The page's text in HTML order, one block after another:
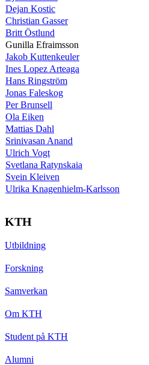
Dejan Kostic
Christian Gasser
Britt Östlund
Gunilla Efraimsson
Jakob Kuttenkeuler
Ines Lopez Arteaga
Hans Ringström
Jonas Faleskog
Per Brunsell
Ola Eiken
Mattias Dahl
Srinivasan Anand
Ulrich Vogt
Svetlana Ratynskaia
Svein Kleiven
Ulrika Knagenhielm-Karlsson
KTH
Utbildning
Forskning
Samverkan
Om KTH
Student på KTH
Alumni